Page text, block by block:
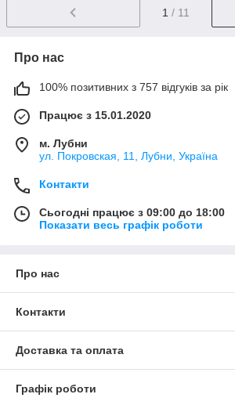
1 / 11
Про нас
100% позитивних з 757 відгуків за рік
Працює з 15.01.2020
м. Лубни
ул. Покровская, 11, Лубни, Україна
Контакти
Сьогодні працює з 09:00 до 18:00
Показати весь графік роботи
Про нас
Контакти
Доставка та оплата
Графік роботи